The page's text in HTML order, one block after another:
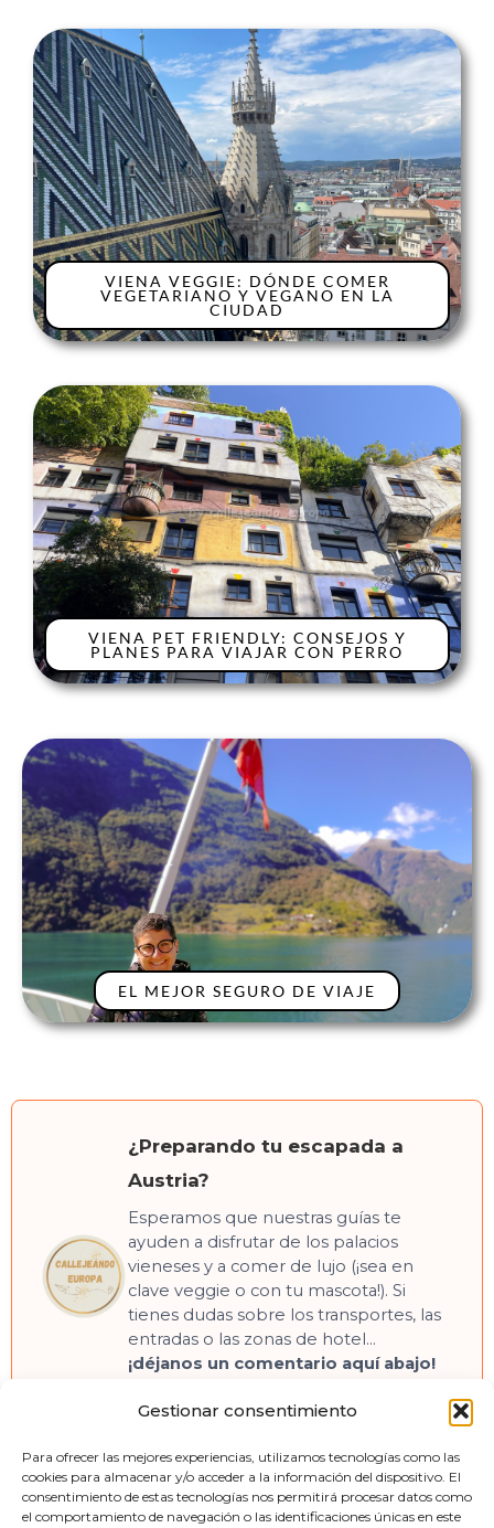
Gestionar consentimiento
Para ofrecer las mejores experiencias, utilizamos tecnologías como las
cookies para almacenar y/o acceder a la información del dispositivo. El
consentimiento de estas tecnologías nos permitirá procesar datos como
el comportamiento de navegación o las identificaciones únicas en este
VIENA VEGGIE: DÓNDE COMER
VEGETARIANO Y VEGANO EN LA
CIUDAD
VIENA PET FRIENDLY: CONSEJOS Y
PLANES PARA VIAJAR CON PERRO
EL MEJOR SEGURO DE VIAJE
¿Preparando tu escapada a
Austria?
Esperamos que nuestras guías te
ayuden a disfrutar de los palacios
vieneses y a comer de lujo (¡sea en
clave veggie o con tu mascota!). Si
tienes dudas sobre los transportes, las
entradas o las zonas de hotel…
¡déjanos un comentario aquí abajo!
Reise!